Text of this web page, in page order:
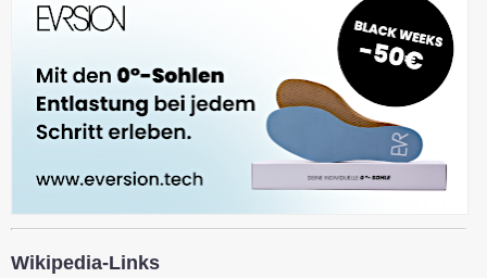
Wikipedia-Links